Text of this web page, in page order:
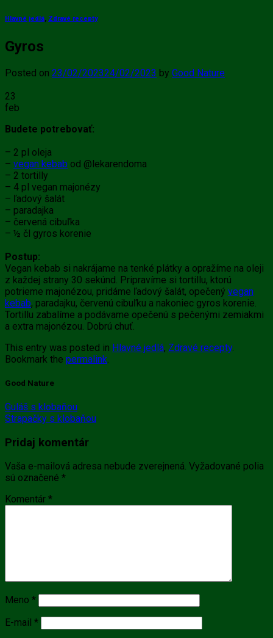
Hlavné jedlá, Zdravé recepty
Gyros
Posted on 23/02/202324/02/2023 by Good Nature
23
feb
Budete potrebovať:
– 2 pl oleja
– vegan kebab od @lekarendoma
– 2 tortilly
– 4 pl vegan majonézy
– ľadový šalát
– paradajka
– červená cibuľka
– ½ čl gyros korenie
Postup:
Vegan kebab si nakrájame na tenké plátky a opražíme na oleji
z každej strany 30 sekúnd. Pripravíme si tortillu, ktorú
potrieme majonézou, pridáme ľadový šalát, opečený vegan
kebab, paradajku, červenú cibuľku a nakoniec gyros korenie.
Tortillu zabalíme a podávame opečenú s pečenými zemiakmi
a extra majonézou. Dobrú chuť.
This entry was posted in Hlavné jedlá, Zdravé recepty.
Bookmark the permalink
Good Nature
Guláš s klobaňou
Strapačky s klobaňou
Pridaj komentár
Vaša e-mailová adresa nebude zverejnená. Vyžadované polia
sú označené *
Komentár *
Meno *
E-mail *